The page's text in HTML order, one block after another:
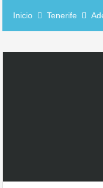
Inicio Tenerife